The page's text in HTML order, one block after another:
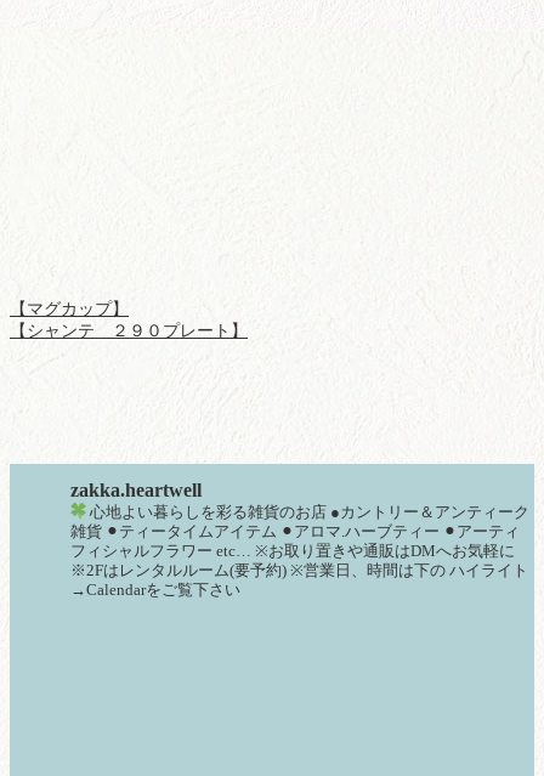
【マグカップ】
【シャンテ ２９０プレート】
zakka.heartwell
心地よい暮らしを彩る雑貨のお店 ●カントリー＆アンティーク
雑貨 ⚫︎ティータイムアイテム ⚫︎アロマ.ハーブティー ⚫︎アーティ
フィシャルフラワー etc… ※お取り置きや通販はDMへお気軽に
※2Fはレンタルルーム(要予約) ※営業日、時間は下の ハイライト
→Calendarをご覧下さい